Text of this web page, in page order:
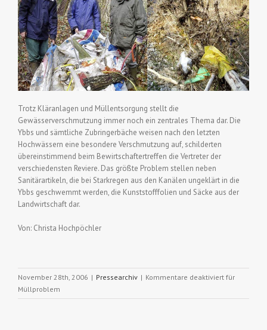
Trotz Kläranlagen und Müllentsorgung stellt die
Gewässerverschmutzung immer noch ein zentrales Thema dar. Die
Ybbs und sämtliche Zubringerbäche weisen nach den letzten
Hochwässern eine besondere Verschmutzung auf, schilderten
übereinstimmend beim Bewirtschaftertreffen die Vertreter der
verschiedensten Reviere. Das größte Problem stellen neben
Sanitärartikeln, die bei Starkregen aus den Kanälen ungeklärt in die
Ybbs geschwemmt werden, die Kunststofffolien und Säcke aus der
Landwirtschaft dar.
Von: Christa Hochpöchler
November 28th, 2006 | Pressearchiv | Kommentare deaktiviert für
Müllproblem